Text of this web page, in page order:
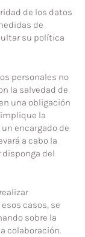
de los datos
de
su política
personales no
la salvedad de
una obligación
la
encargado de
a cabo la
del
casos, se
sobre la
colaboración.